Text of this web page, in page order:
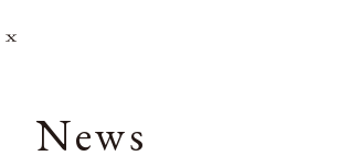
News